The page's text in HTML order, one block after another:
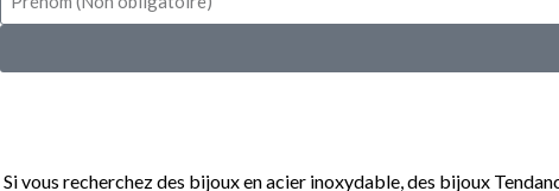
Si vous recherchez des bijoux en acier inoxydable, des bijoux